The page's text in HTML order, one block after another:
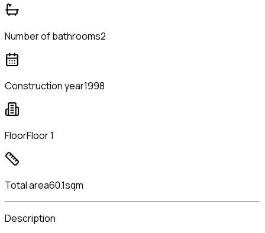
Number of bathrooms2
Construction year1998
FloorFloor 1
Total area60.1sqm
Description